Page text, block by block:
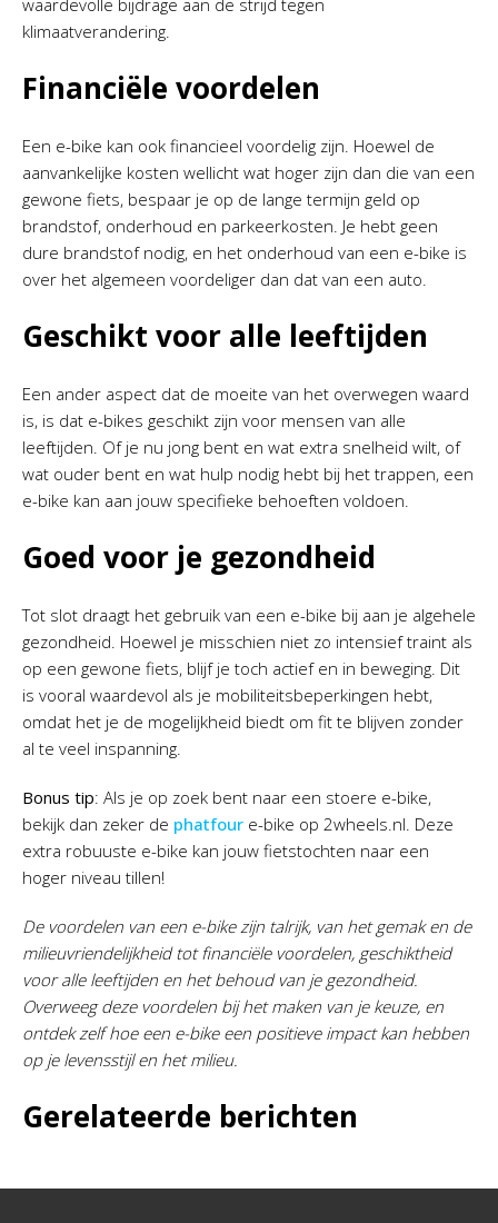
waardevolle bijdrage aan de strijd tegen
klimaatverandering.
Financiële voordelen
Een e-bike kan ook financieel voordelig zijn. Hoewel de
aanvankelijke kosten wellicht wat hoger zijn dan die van een
gewone fiets, bespaar je op de lange termijn geld op
brandstof, onderhoud en parkeerkosten. Je hebt geen
dure brandstof nodig, en het onderhoud van een e-bike is
over het algemeen voordeliger dan dat van een auto.
Geschikt voor alle leeftijden
Een ander aspect dat de moeite van het overwegen waard
is, is dat e-bikes geschikt zijn voor mensen van alle
leeftijden. Of je nu jong bent en wat extra snelheid wilt, of
wat ouder bent en wat hulp nodig hebt bij het trappen, een
e-bike kan aan jouw specifieke behoeften voldoen.
Goed voor je gezondheid
Tot slot draagt het gebruik van een e-bike bij aan je algehele
gezondheid. Hoewel je misschien niet zo intensief traint als
op een gewone fiets, blijf je toch actief en in beweging. Dit
is vooral waardevol als je mobiliteitsbeperkingen hebt,
omdat het je de mogelijkheid biedt om fit te blijven zonder
al te veel inspanning.
Bonus tip: Als je op zoek bent naar een stoere e-bike,
bekijk dan zeker de phatfour e-bike op 2wheels.nl. Deze
extra robuuste e-bike kan jouw fietstochten naar een
hoger niveau tillen!
De voordelen van een e-bike zijn talrijk, van het gemak en de
milieuvriendelijkheid tot financiële voordelen, geschiktheid
voor alle leeftijden en het behoud van je gezondheid.
Overweeg deze voordelen bij het maken van je keuze, en
ontdek zelf hoe een e-bike een positieve impact kan hebben
op je levensstijl en het milieu.
Gerelateerde berichten